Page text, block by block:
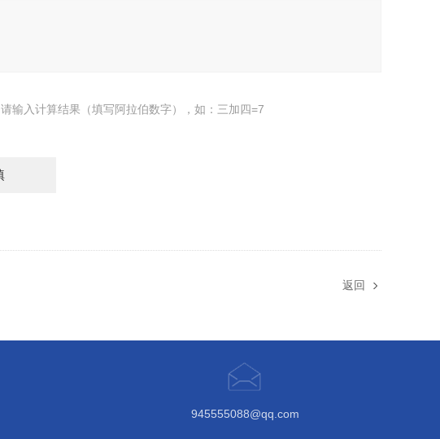
请输入计算结果（填写阿拉伯数字），如：三加四=7
返回
945555088@qq.com